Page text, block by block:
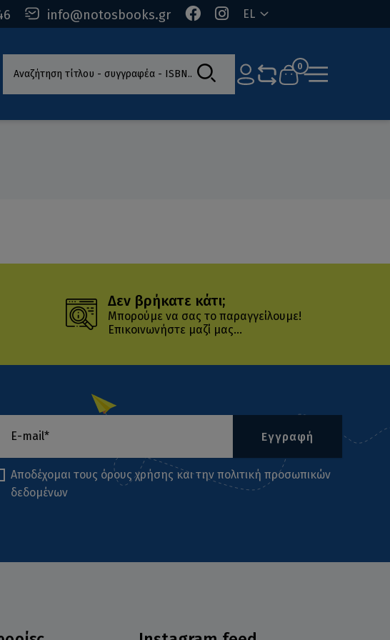
info@notosbooks.gr EL
Αναζήτηση τίτλου - συγγραφέα - ISBN 0
Δεν βρήκατε κάτι;
Μπορούμε να σας το παραγγείλουμε!
Επικοινωνήστε μαζί μας...
Εγγραφή
Αποδέχομαι τους όρους χρήσης και την πολιτική προσωπικών
δεδομένων